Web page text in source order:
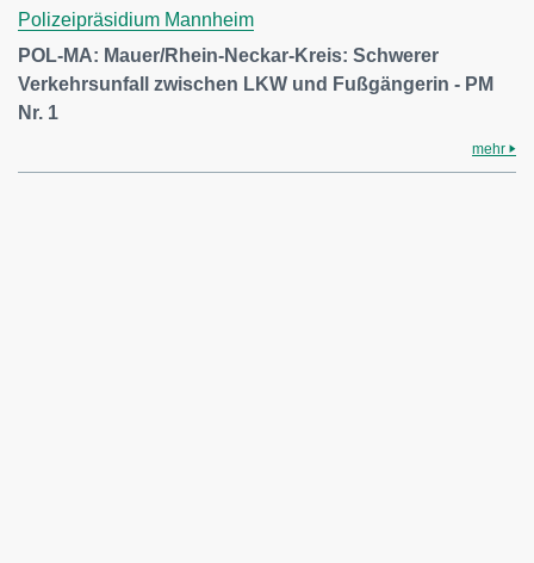
Polizeipräsidium Mannheim
POL-MA: Mauer/Rhein-Neckar-Kreis: Schwerer
Verkehrsunfall zwischen LKW und Fußgängerin - PM
Nr. 1
mehr